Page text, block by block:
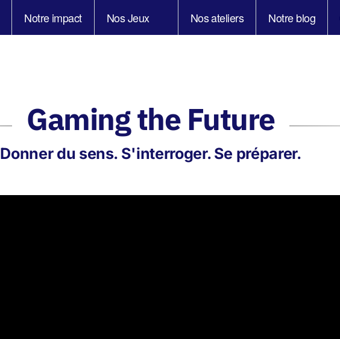
Notre impact Nos Jeux Nos ateliers Notre blog
Gaming the Future
Donner du sens. S'interroger. Se préparer.